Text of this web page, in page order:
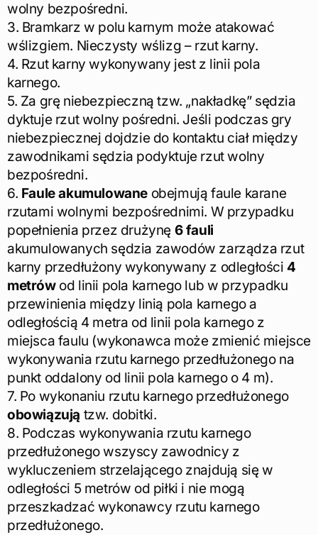
wolny bezpośredni.
3. Bramkarz w polu karnym może atakować
wślizgiem. Nieczysty wślizg – rzut karny.
4. Rzut karny wykonywany jest z linii pola
karnego.
5. Za grę niebezpieczną tzw. „nakładkę” sędzia
dyktuje rzut wolny pośredni. Jeśli podczas gry
niebezpiecznej dojdzie do kontaktu ciał między
zawodnikami sędzia podyktuje rzut wolny
bezpośredni.
6. Faule akumulowane obejmują faule karane
rzutami wolnymi bezpośrednimi. W przypadku
popełnienia przez drużynę 6 fauli
akumulowanych sędzia zawodów zarządza rzut
karny przedłużony wykonywany z odległości 4
metrówod linii pola karnego lub w przypadku
przewinienia między linią pola karnego a
odległością 4 metra od linii pola karnego z
miejsca faulu (wykonawca może zmienić miejsce
wykonywania rzutu karnego przedłużonego na
punkt oddalony od linii pola karnego o 4 m).
7. Po wykonaniu rzutu karnego przedłużonego
obowiązują tzw. dobitki.
8. Podczas wykonywania rzutu karnego
przedłużonego wszyscy zawodnicy z
wykluczeniem strzelającego znajdują się w
odległości 5 metrów od piłki i nie mogą
przeszkadzać wykonawcy rzutu karnego
przedłużonego.